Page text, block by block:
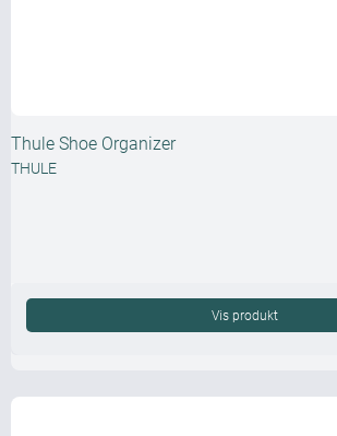
Thule Shoe Organizer
THULE
Vis produkt